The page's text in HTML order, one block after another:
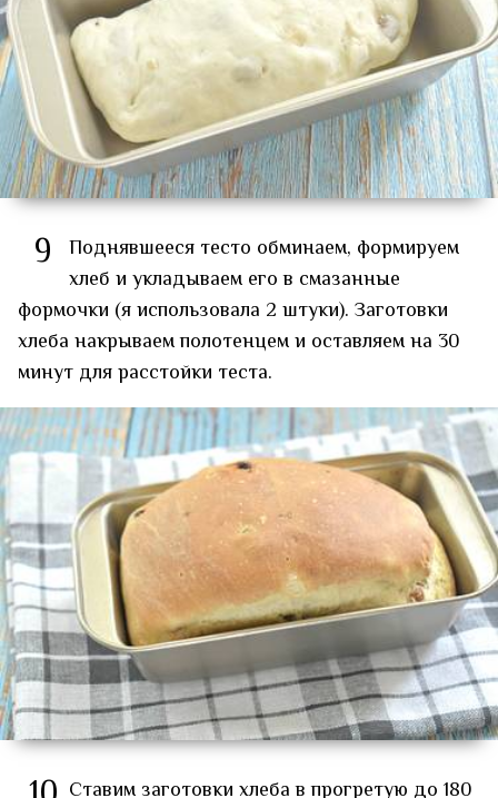
9
Поднявшееся тесто обминаем, формируем
хлеб и укладываем его в смазанные
формочки (я использовала 2 штуки). Заготовки
хлеба накрываем полотенцем и оставляем на 30
минут для расстойки теста.
Ставим заготовки хлеба в прогретую до 180